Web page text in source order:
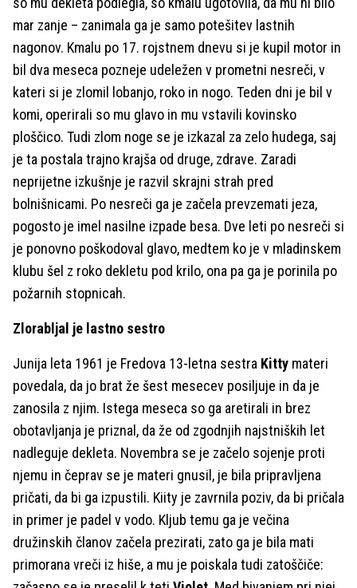
mar zanje – zanimala ga je samo potešitev lastnih
nagonov. Kmalu po 17. rojstnem dnevu si je kupil motor in
bil dva meseca pozneje udeležen v prometni nesreči, v
kateri si je zlomil lobanjo, roko in nogo. Teden dni je bil v
komi, operirali so mu glavo in mu vstavili kovinsko
ploščico. Tudi zlom noge se je izkazal za zelo hudega, saj
je ta postala trajno krajša od druge, zdrave. Zaradi
neprijetne izkušnje je razvil skrajni strah pred
bolnišnicami. Po nesreči ga je začela prevzemati jeza,
pogosto je imel nasilne izpade besa. Dve leti po nesreči si
je ponovno poškodoval glavo, medtem ko je v mladinskem
klubu šel z roko dekletu pod krilo, ona pa ga je porinila po
požarnih stopnicah.
Zlorabljal je lastno sestro
Junija leta 1961 je Fredova 13-letna sestra Kitty materi
povedala, da jo brat že šest mesecev posiljuje in da je
zanosila z njim. Istega meseca so ga aretirali in brez
obotavljanja je priznal, da že od zgodnjih najstniških let
nadleguje dekleta. Novembra se je začelo sojenje proti
njemu in čeprav se je materi gnusil, je bila pripravljena
pričati, da bi ga izpustili. Kiity je zavrnila poziv, da bi pričala
in primer je padel v vodo. Kljub temu ga je večina
družinskih članov začela prezirati, zato ga je bila mati
primorana vreči iz hiše, a mu je poiskala tudi zatoščiče: